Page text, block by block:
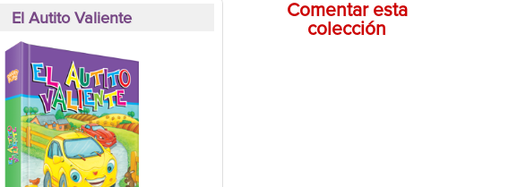
El Autito Valiente
Comentar esta
colección